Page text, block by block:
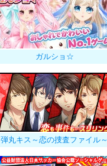
ガルショ☆
弾丸キス～恋の捜査ファイル～